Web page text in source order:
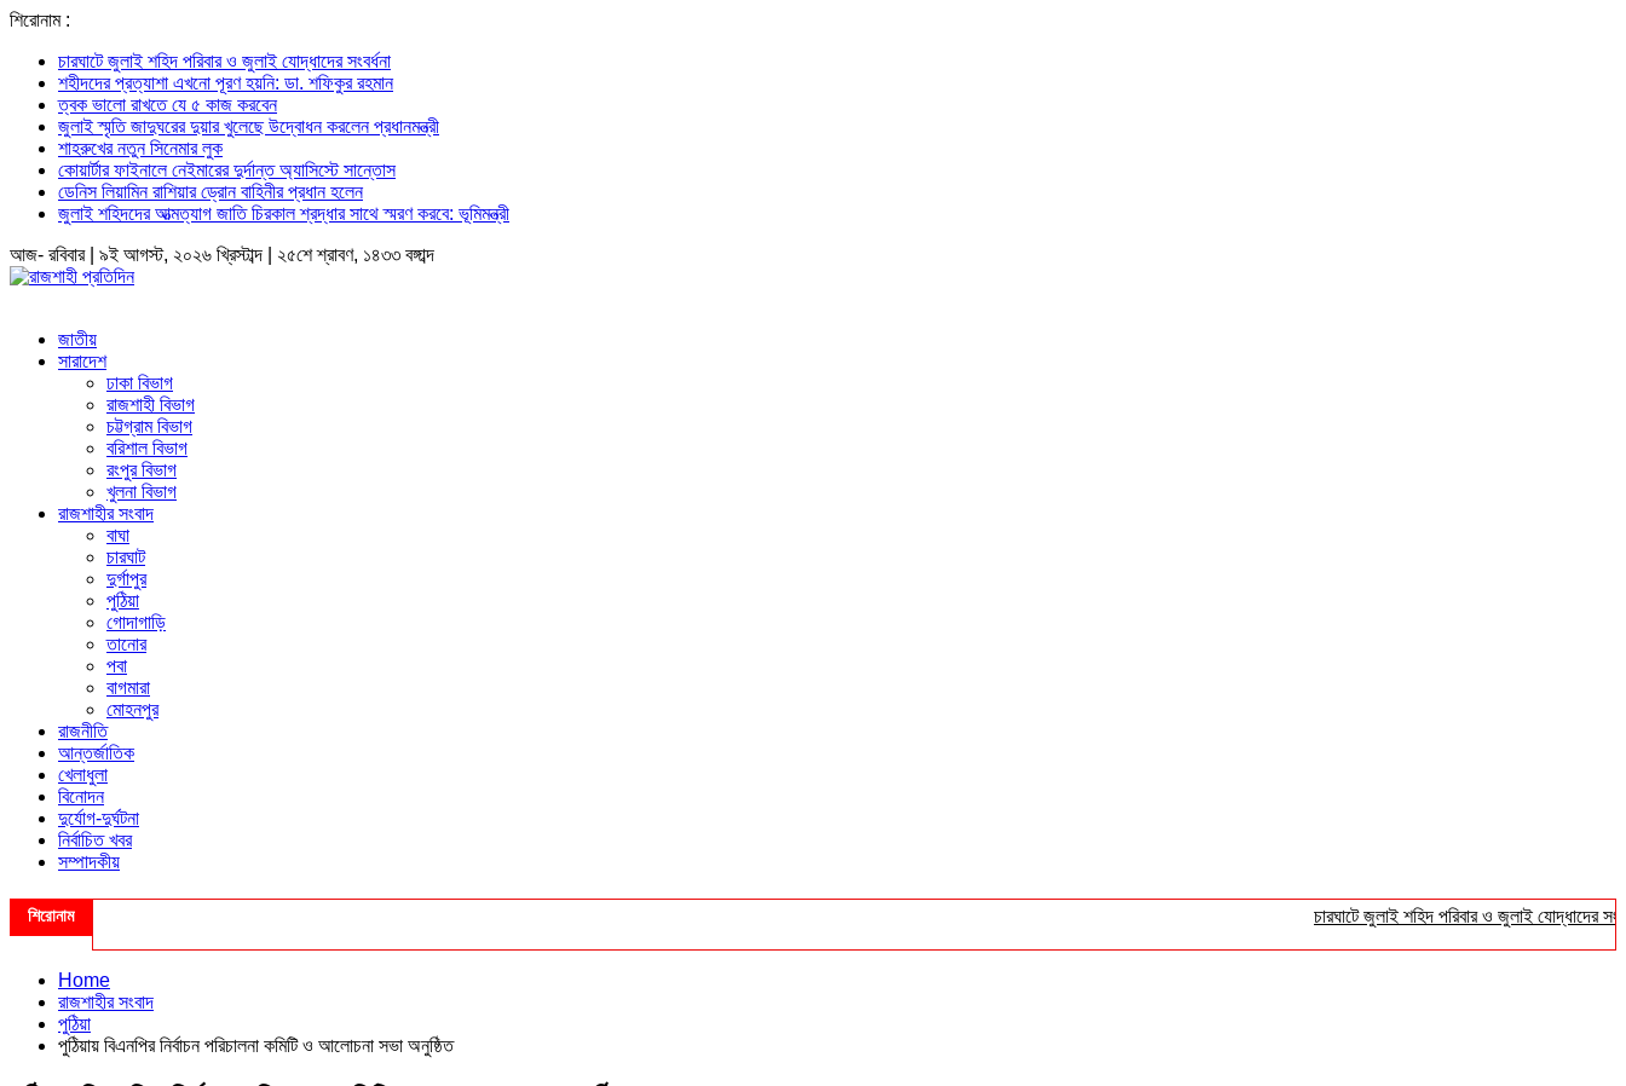
শিরোনাম :
চারঘাটে জুলাই শহিদ পরিবার ও জুলাই যোদ্ধাদের সংবর্ধনা
শহীদদের প্রত্যাশা এখনো পূরণ হয়নি: ডা. শফিকুর রহমান
ত্বক ভালো রাখতে যে ৫ কাজ করবেন
জুলাই স্মৃতি জাদুঘরের দুয়ার খুলেছে উদ্বোধন করলেন প্রধানমন্ত্রী
শাহরুখের নতুন সিনেমার লুক
কোয়ার্টার ফাইনালে নেইমারের দুর্দান্ত অ্যাসিস্টে সান্তোস
ডেনিস লিয়ামিন রাশিয়ার ড্রোন বাহিনীর প্রধান হলেন
জুলাই শহিদদের আত্মত্যাগ জাতি চিরকাল শ্রদ্ধার সাথে স্মরণ করবে: ভূমিমন্ত্রী
আজ- রবিবার | ৯ই আগস্ট, ২০২৬ খ্রিস্টাব্দ | ২৫শে শ্রাবণ, ১৪৩৩ বঙ্গাব্দ
জাতীয়
সারাদেশ
ঢাকা বিভাগ
রাজশাহী বিভাগ
চট্টগ্রাম বিভাগ
বরিশাল বিভাগ
রংপুর বিভাগ
খুলনা বিভাগ
রাজশাহীর সংবাদ
বাঘা
চারঘাট
দুর্গাপুর
পুঠিয়া
গোদাগাড়ি
তানোর
পবা
বাগমারা
মোহনপুর
রাজনীতি
আন্তর্জাতিক
খেলাধুলা
বিনোদন
দুর্যোগ-দুর্ঘটনা
নির্বাচিত খবর
সম্পাদকীয়
শিরোনাম চারঘাটে জুলাই শহিদ পরিবার ও জুলাই যোদ্ধাদের সংবর্ধনা
Home
রাজশাহীর সংবাদ
পুঠিয়া
পুঠিয়ায় বিএনপির নির্বাচন পরিচালনা কমিটি ও আলোচনা সভা অনুষ্ঠিত